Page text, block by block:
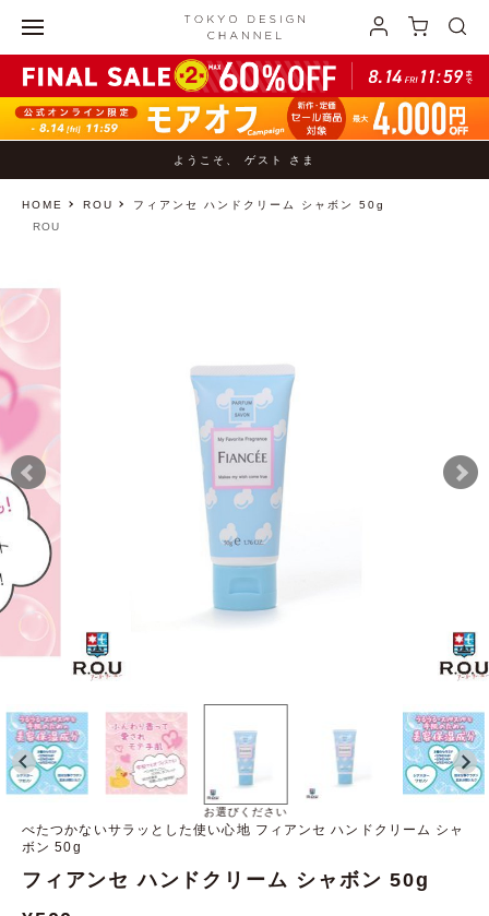
ようこそ、 ゲスト さま
HOME ROU フィアンセ ハンドクリーム シャボン 50g
お選びください
ROU
べたつかないサラッとした使い心地 フィアンセ ハンドクリーム シャ
ボン 50g
フィアンセ ハンドクリーム シャボン 50g